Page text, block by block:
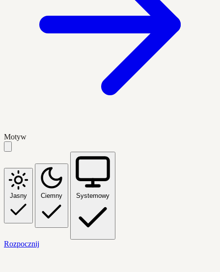
Motyw
Jasny Ciemny Systemowy
Rozpocznij